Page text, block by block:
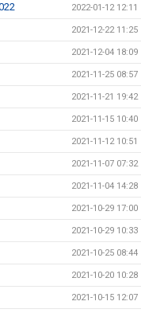
2022-01-12 12:11
2021-12-22 11:25
2021-12-04 18:09
2021-11-25 08:57
2021-11-21 19:42
2021-11-15 10:40
2021-11-12 10:51
2021-11-07 07:32
2021-11-04 14:28
2021-10-29 17:00
2021-10-29 10:33
2021-10-25 08:44
2021-10-20 10:28
2021-10-15 12:07